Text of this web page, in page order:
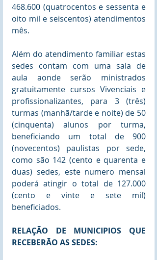
468.600 (quatrocentos e sessenta e
oito mil e seiscentos) atendimentos
mês.
Além do atendimento familiar estas
sedes contam com uma sala de
aula aonde serão ministrados
gratuitamente cursos Vivenciais e
profissionalizantes, para 3 (três)
turmas (manhã/tarde e noite) de 50
(cinquenta) alunos por turma,
beneficiando um total de 900
(novecentos) paulistas por sede,
como são 142 (cento e quarenta e
duas) sedes, este numero mensal
poderá atingir o total de 127.000
(cento e vinte e sete mil)
beneficiados.
RELAÇÃO DE MUNICIPIOS QUE
RECEBERÃO AS SEDES: